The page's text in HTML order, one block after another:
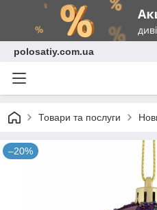
polosatiy.com.ua
Товари та послуги
–20%